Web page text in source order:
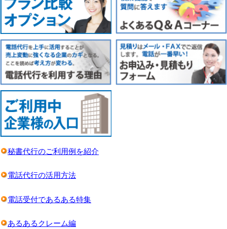
秘書代行のご利用例を紹介
電話代行の活用方法
電話受付であるある特集
あるあるクレーム編